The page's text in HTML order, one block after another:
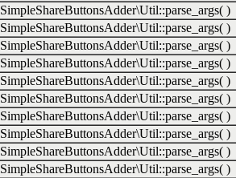
SimpleShareButtonsAdder\Util::parse_args( )
SimpleShareButtonsAdder\Util::parse_args( )
SimpleShareButtonsAdder\Util::parse_args( )
SimpleShareButtonsAdder\Util::parse_args( )
SimpleShareButtonsAdder\Util::parse_args( )
SimpleShareButtonsAdder\Util::parse_args( )
SimpleShareButtonsAdder\Util::parse_args( )
SimpleShareButtonsAdder\Util::parse_args( )
SimpleShareButtonsAdder\Util::parse_args( )
SimpleShareButtonsAdder\Util::parse_args( )